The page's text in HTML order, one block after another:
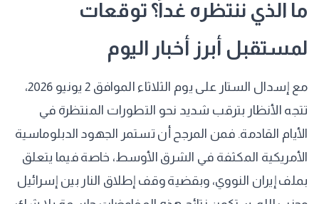
ما الذي ننتظره غداً؟ توقعات
لمستقبل أبرز أخبار اليوم
مع إسدال الستار على يوم الثلاثاء الموافق 2 يونيو 2026،
تتجه الأنظار بترقب شديد نحو التطورات المنتظرة في
الأيام القادمة. فمن المرجح أن تستمر الجهود الدبلوماسية
الأمريكية المكثفة في الشرق الأوسط، خاصة فيما يتعلق
بملف إيران النووي، وبقضية وقف إطلاق النار بين إسرائيل